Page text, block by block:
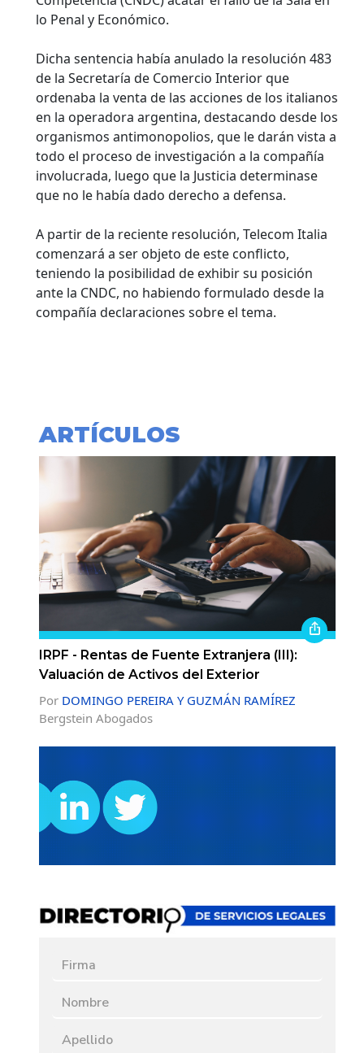
lo Penal y Económico.
Dicha sentencia había anulado la resolución 483
de la Secretaría de Comercio Interior que
ordenaba la venta de las acciones de los italianos
en la operadora argentina, destacando desde los
organismos antimonopolios, que le darán vista a
todo el proceso de investigación a la compañía
involucrada, luego que la Justicia determinase
que no le había dado derecho a defensa.
A partir de la reciente resolución, Telecom Italia
comenzará a ser objeto de este conflicto,
teniendo la posibilidad de exhibir su posición
ante la CNDC, no habiendo formulado desde la
compañía declaraciones sobre el tema.
ARTÍCULOS
IRPF - Rentas de Fuente Extranjera (III):
Valuación de Activos del Exterior
Por DOMINGO PEREIRA Y GUZMÁN RAMÍREZ
Bergstein Abogados